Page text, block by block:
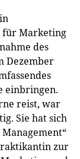
für Marketing
des
Dezember
einbringen.
reist, war
Sie hat sich
zur